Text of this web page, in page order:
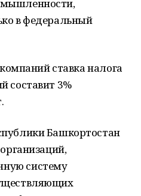
в федеральный
ставка налога
составит 3%
Башкортостан
систему